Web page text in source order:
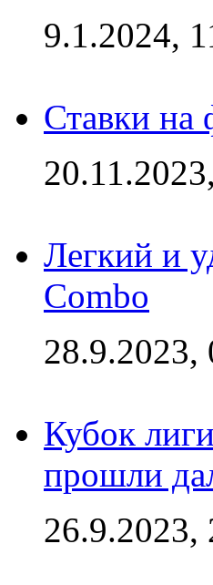
9.1.2024,
Ставки на
Легкий и
Combo
28.9.2023,
Кубок
прошли
26.9.2023,